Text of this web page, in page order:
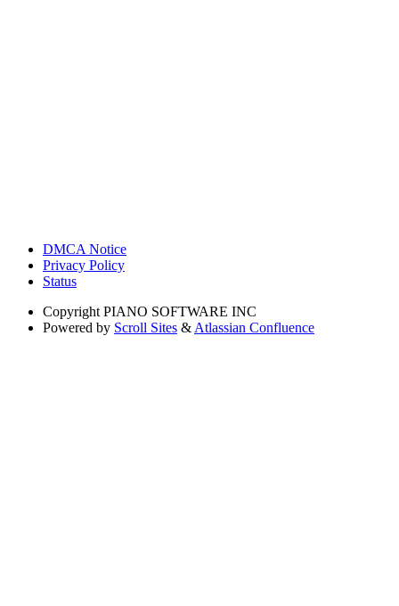
DMCA Notice
Privacy Policy
Status
Copyright PIANO SOFTWARE INC
Powered by Scroll Sites & Atlassian Confluence